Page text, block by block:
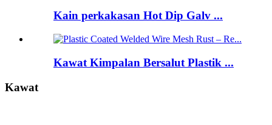
Kain perkakasan Hot Dip Galv ...
Kawat Kimpalan Bersalut Plastik ...
Kawat